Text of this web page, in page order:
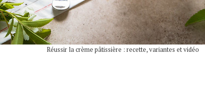
Réussir la crème pâtissière : recette, variantes et vidéo